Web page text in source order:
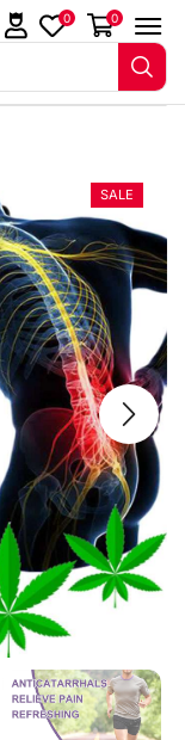
0 0
SALE